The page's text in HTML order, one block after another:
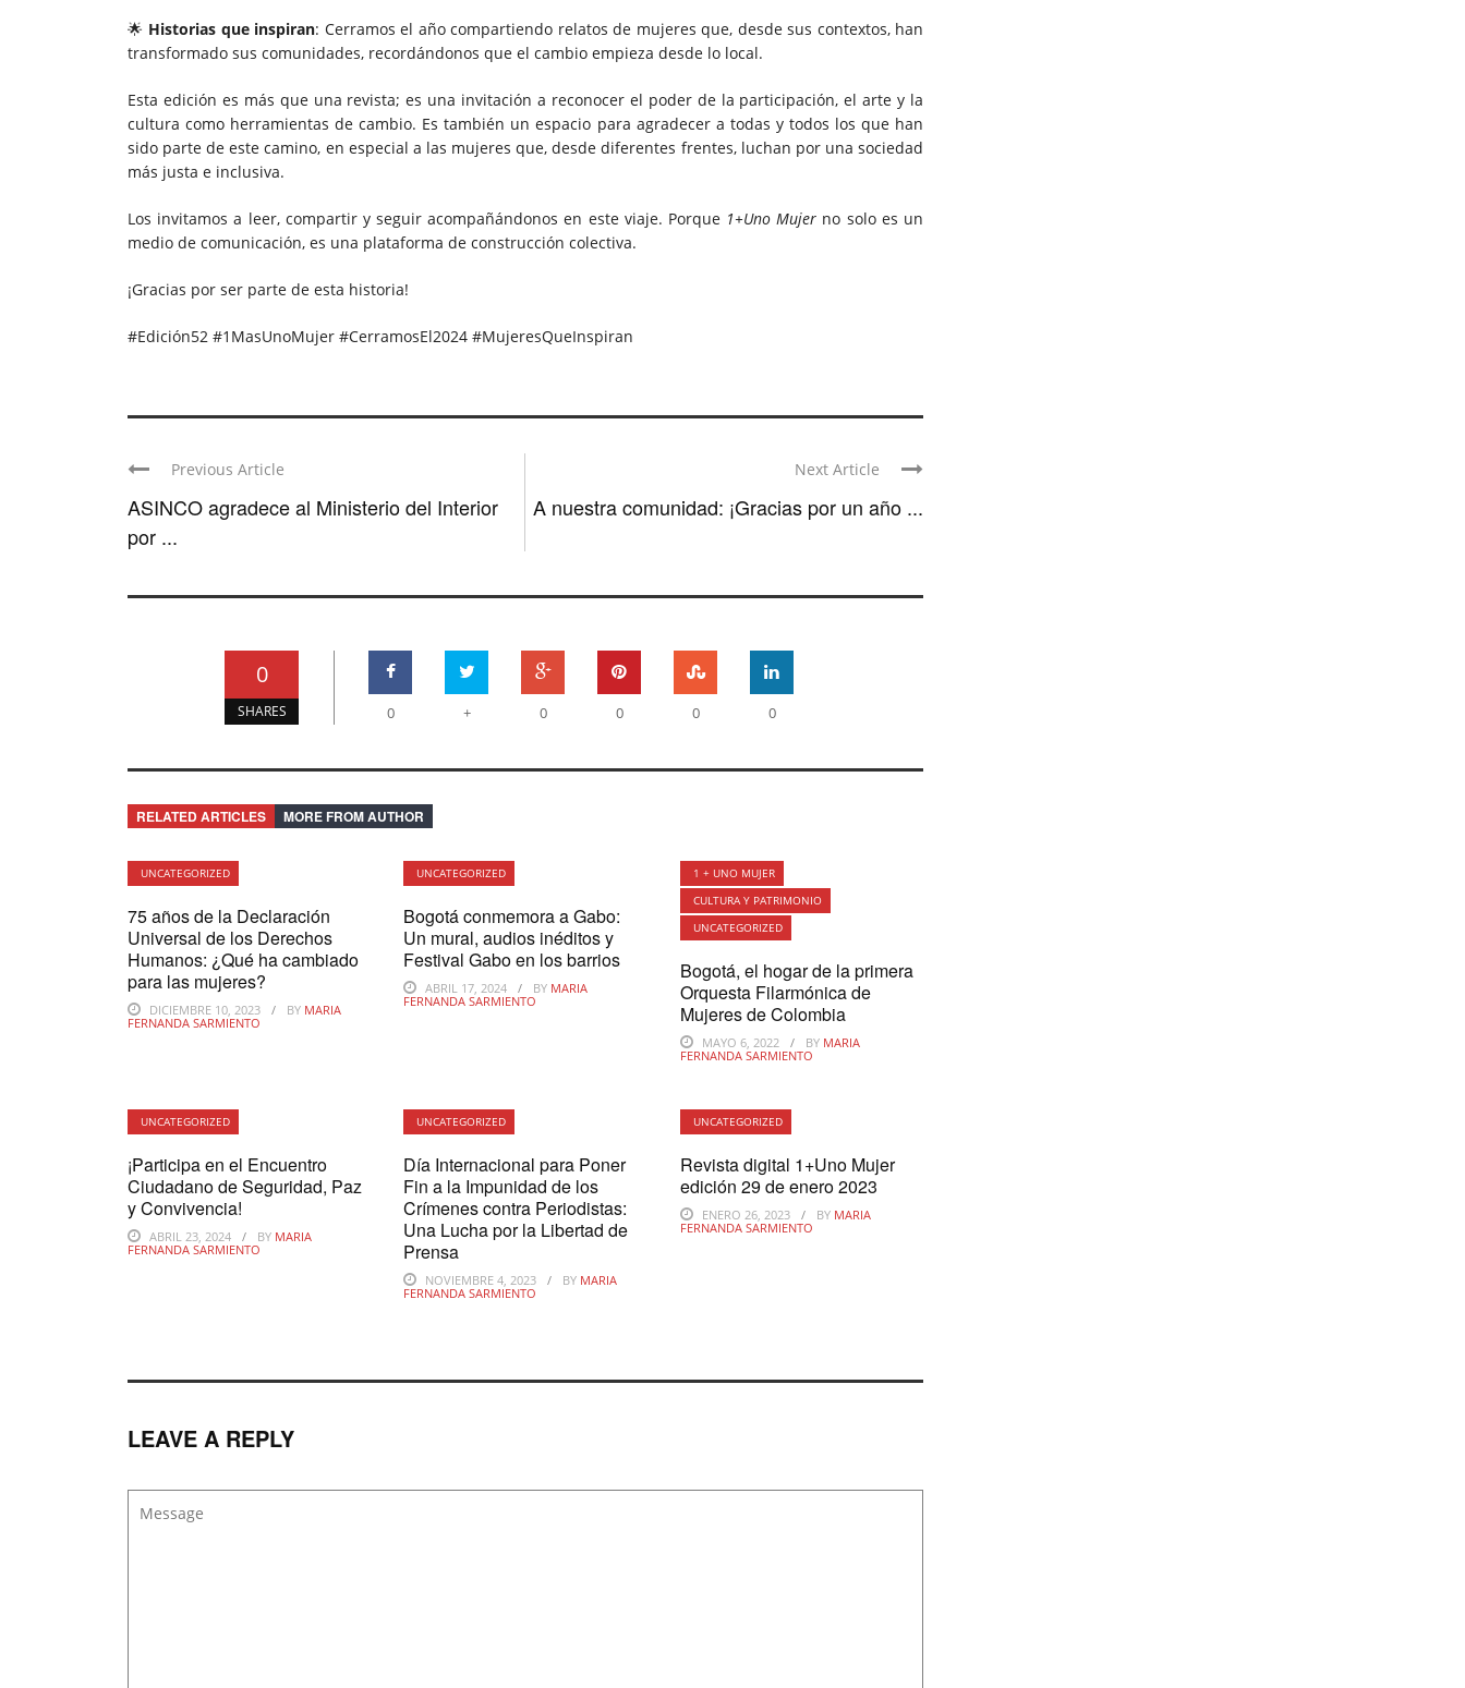
🌟 Historias que inspiran: Cerramos el año compartiendo relatos de mujeres que, desde sus contextos, han
transformado sus comunidades, recordándonos que el cambio empieza desde lo local.
Esta edición es más que una revista; es una invitación a reconocer el poder de la participación, el arte y la
cultura como herramientas de cambio. Es también un espacio para agradecer a todas y todos los que han
sido parte de este camino, en especial a las mujeres que, desde diferentes frentes, luchan por una sociedad
más justa e inclusiva.
Los invitamos a leer, compartir y seguir acompañándonos en este viaje. Porque 1+Uno Mujer no solo es un
medio de comunicación, es una plataforma de construcción colectiva.
¡Gracias por ser parte de esta historia!
#Edición52 #1MasUnoMujer #CerramosEl2024 #MujeresQueInspiran
Previous Article
ASINCO agradece al Ministerio del Interior
por ...
Next Article
A nuestra comunidad: ¡Gracias por un año ...
0
SHARES 0 + 0 0 0 0
RELATED ARTICLES MORE FROM AUTHOR
UNCATEGORIZED
75 años de la Declaración
Universal de los Derechos
Humanos: ¿Qué ha cambiado
para las mujeres?
DICIEMBRE 10, 2023 BY MARIA
FERNANDA SARMIENTO
UNCATEGORIZED
Bogotá conmemora a Gabo:
Un mural, audios inéditos y
Festival Gabo en los barrios
ABRIL 17, 2024 BY MARIA
FERNANDA SARMIENTO
1 + UNO MUJER
CULTURA Y PATRIMONIO
UNCATEGORIZED
Bogotá, el hogar de la primera
Orquesta Filarmónica de
Mujeres de Colombia
MAYO 6, 2022 BY MARIA
FERNANDA SARMIENTO
UNCATEGORIZED
¡Participa en el Encuentro
Ciudadano de Seguridad, Paz
y Convivencia!
ABRIL 23, 2024 BY MARIA
FERNANDA SARMIENTO
UNCATEGORIZED
Día Internacional para Poner
Fin a la Impunidad de los
Crímenes contra Periodistas:
Una Lucha por la Libertad de
Prensa
NOVIEMBRE 4, 2023 BY MARIA
FERNANDA SARMIENTO
UNCATEGORIZED
Revista digital 1+Uno Mujer
edición 29 de enero 2023
ENERO 26, 2023 BY MARIA
FERNANDA SARMIENTO
LEAVE A REPLY